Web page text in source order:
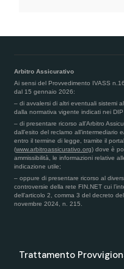
Arbitro Assicurativo
Ai sensi del Provvedimento IVASS
dal 15 gennaio 2026:
– di avvalersi di altri eventuali sistemi
dalla normativa vigente indicati nei DIP
– di presentare ricorso all’Arbitro
dall’esito del reclamo all’intermediario
entro il termine di legge, tramite il
(www.arbitroassicurativo.org) dove è
ammissibilità, le informazioni relative
indicazione utile;
– oppure di presentare ricorso al
controversie della rete FIN.NET cui
dell’articolo 2, comma 3 del decreto
novembre 2024, n. 215.
Trattamento